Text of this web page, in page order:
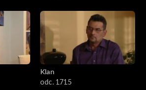
Klan
odc. 1715